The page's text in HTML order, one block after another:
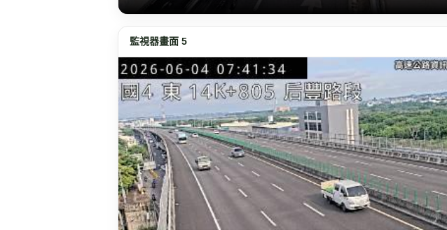
監視器畫面 5